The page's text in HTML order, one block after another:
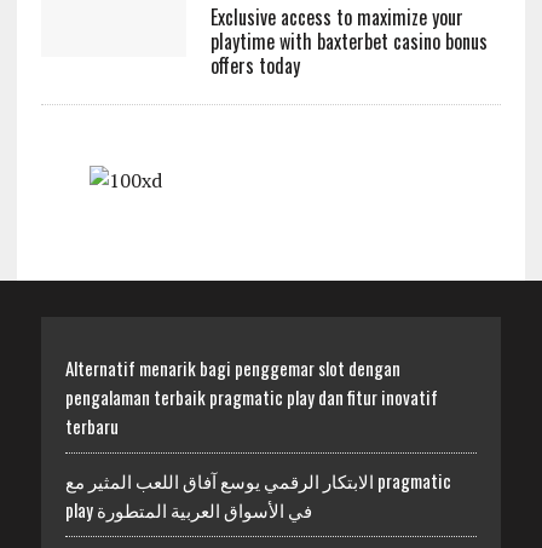
Exclusive access to maximize your
playtime with baxterbet casino bonus
offers today
Alternatif menarik bagi penggemar slot dengan
pengalaman terbaik pragmatic play dan fitur inovatif
terbaru
الابتكار الرقمي يوسع آفاق اللعب المثير مع pragmatic
play في الأسواق العربية المتطورة